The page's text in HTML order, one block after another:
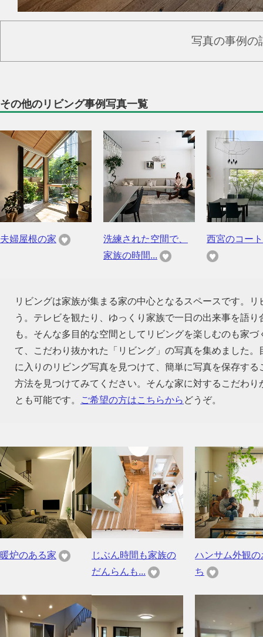
写真の事例の
その他のリビング事例写真一覧
夫婦屋根の家
洗練された空間で、
家族の時間...
西宮のコー
リビングは家族が集まる家の中心となるスペースです。
う。テレビを観たり、ゆっくり家族で一日の出来事を語
も。そんな多目的な空間としてリビングを楽しむのも家
て、こだわり抜かれた「リビング」の写真を集めました
に入りのリビング写真を見つけて、簡単に写真を保存す
方法を見つけてみてください。そんな家に対するこだわ
とも可能です。
ご希望の方はこちらから どうぞ。
暖炉のある家
じぶん時間も家族の
だんらんも...
ハンサム外観の
ち